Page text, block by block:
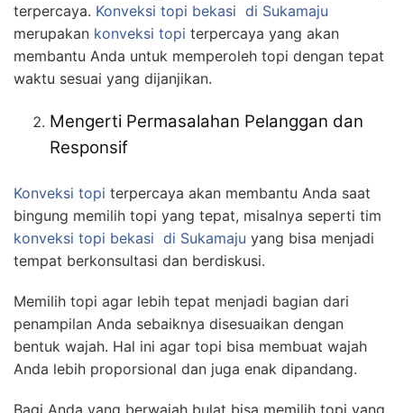
terpercaya. Konveksi topi bekasi di Sukamaju
merupakan konveksi topi terpercaya yang akan
membantu Anda untuk memperoleh topi dengan tepat
waktu sesuai yang dijanjikan.
Mengerti Permasalahan Pelanggan dan
Responsif
Konveksi topi terpercaya akan membantu Anda saat
bingung memilih topi yang tepat, misalnya seperti tim
konveksi topi bekasi di Sukamaju yang bisa menjadi
tempat berkonsultasi dan berdiskusi.
Memilih topi agar lebih tepat menjadi bagian dari
penampilan Anda sebaiknya disesuaikan dengan
bentuk wajah. Hal ini agar topi bisa membuat wajah
Anda lebih proporsional dan juga enak dipandang.
Bagi Anda yang berwajah bulat bisa memilih topi yang